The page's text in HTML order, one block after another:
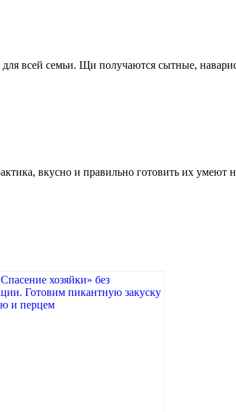
всей семьи. Щи получаются сытные,
вкусно и правильно готовить их умеют